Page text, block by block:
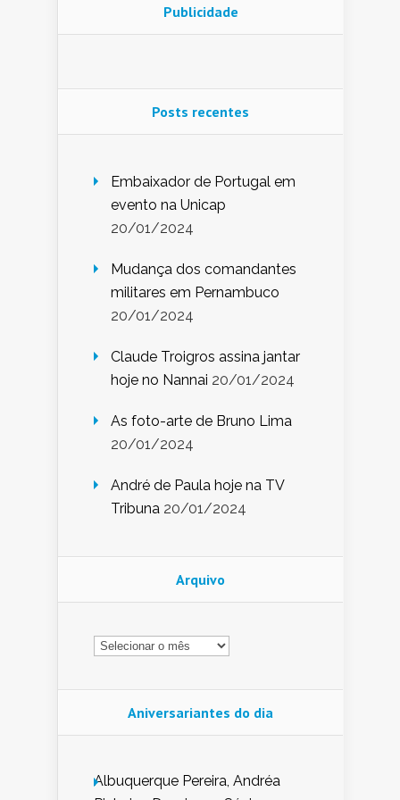
Publicidade
Posts recentes
Embaixador de Portugal em
evento na Unicap
20/01/2024
Mudança dos comandantes
militares em Pernambuco
20/01/2024
Claude Troigros assina jantar
hoje no Nannai 20/01/2024
As foto-arte de Bruno Lima
20/01/2024
André de Paula hoje na TV
Tribuna 20/01/2024
Arquivo
Arquivo
Aniversariantes do dia
Albuquerque Pereira, Andréa